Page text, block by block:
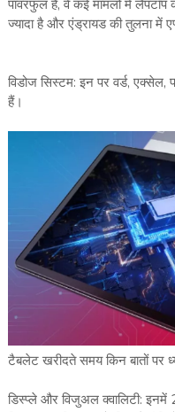
पावरफुल हैं, वे कई मामलों में
ज्यादा है और एंड्रायड की तुलना में
विडोज सिस्टम: इन पर वर्ड, एक्सेल,
हैं।
टैबलेट खरीदते समय किन बातों पर
डिस्प्ले और विजुअल क्वालिटी: